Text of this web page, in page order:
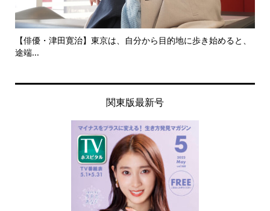
【俳優・津田寛治】東京は、自分から目的地に歩き始めると、
途端...
関東版最新号